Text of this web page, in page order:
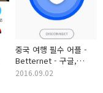
중국 여행 필수 어플 -
Betternet - 구글,
페이스북, 라인 이용
2016.09.02